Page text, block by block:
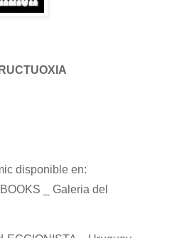
disponible en:
_ Galeria del